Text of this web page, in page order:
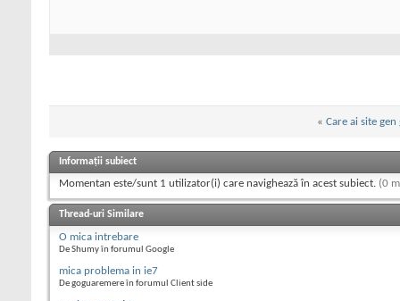
« Care ai site
Informații subiect
Momentan este/sunt 1 utilizator(i) care navighează în acest subiect. (0
Thread-uri Similare
O mica intrebare
De Shumy în forumul Google
mica problema in ie7
De goguaremere în forumul Client side